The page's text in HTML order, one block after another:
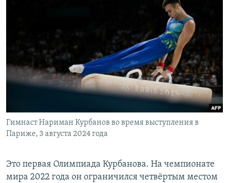
Гимнаст Нариман Курбанов во время выступления в
Париже, 3 августа 2024 года
Это первая Олимпиада Курбанова. На чемпионате
мира 2022 года он ограничился четвёртым местом